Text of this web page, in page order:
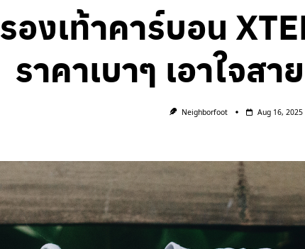
รองเท้าคาร์บอน
ราคาเบาๆ เอาใจส
Neighborfoot Aug 16, 2025